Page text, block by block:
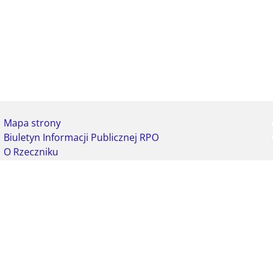
Mapa strony
Biuletyn Informacji Publicznej RPO
O Rzeczniku